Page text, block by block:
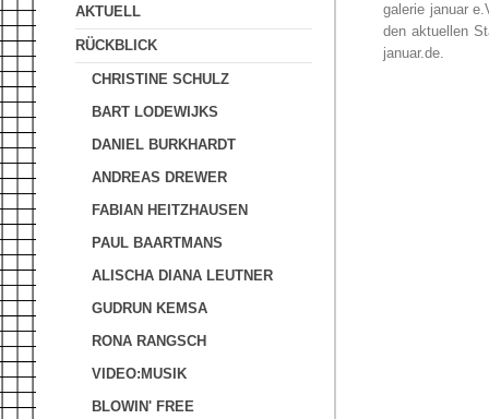
AKTUELL
RÜCKBLICK
CHRISTINE SCHULZ
BART LODEWIJKS
DANIEL BURKHARDT
ANDREAS DREWER
FABIAN HEITZHAUSEN
PAUL BAARTMANS
ALISCHA DIANA LEUTNER
GUDRUN KEMSA
RONA RANGSCH
VIDEO:MUSIK
BLOWIN' FREE
galerie januar
den aktuellen
januar.de.